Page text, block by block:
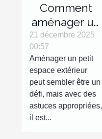
Comment
aménager un
petit espace
extérieur
efficacement
?
21 décembre 2025
00:57
Aménager un petit
espace extérieur
peut sembler être un
défi, mais avec des
astuces appropriées,
il est...